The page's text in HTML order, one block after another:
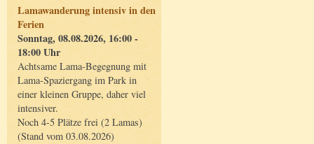
Lamawanderung intensiv in den
Ferien
Sonntag, 08.08.2026, 16:00 -
18:00 Uhr
Achtsame Lama-Begegnung mit
Lama-Spaziergang im Park in
einer kleinen Gruppe, daher viel
intensiver.
Noch 4-5 Plätze frei (2 Lamas)
(Stand vom 03.08.2026)